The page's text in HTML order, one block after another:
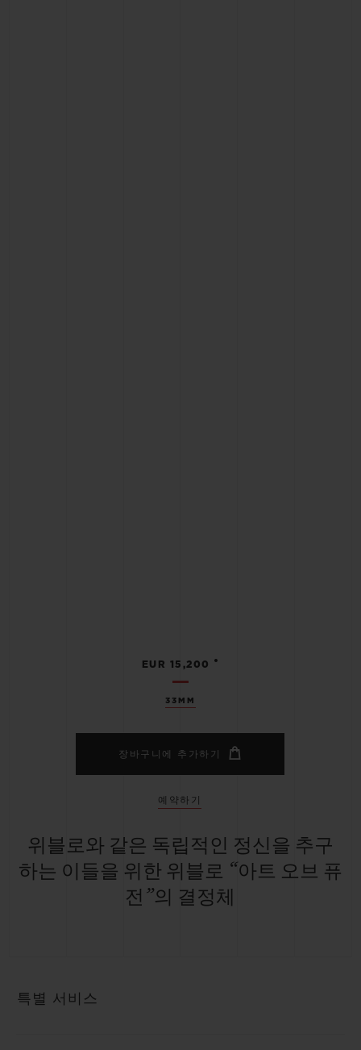
33MM
EUR 15,200 •
장바구니에 추가하기
예약하기
위블로와 같은 독립적인 정신을 추구
하는 이들을 위한 위블로 “아트 오브 퓨
전”의 결정체
특별 서비스